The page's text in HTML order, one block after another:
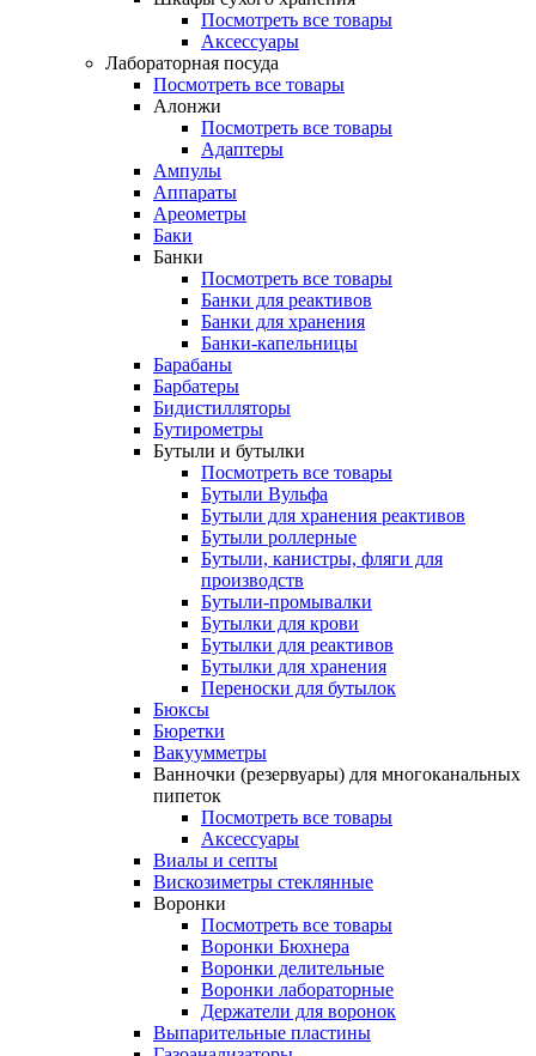
Посмотреть все товары
Аксессуары
Лабораторная посуда
Посмотреть все товары
Алонжи
Посмотреть все товары
Адаптеры
Ампулы
Аппараты
Ареометры
Баки
Банки
Посмотреть все товары
Банки для реактивов
Банки для хранения
Банки-капельницы
Барабаны
Барбатеры
Бидистилляторы
Бутирометры
Бутыли и бутылки
Посмотреть все товары
Бутыли Вульфа
Бутыли для хранения реактивов
Бутыли роллерные
Бутыли, канистры, фляги для
производств
Бутыли-промывалки
Бутылки для крови
Бутылки для реактивов
Бутылки для хранения
Переноски для бутылок
Бюксы
Бюретки
Вакуумметры
Ванночки (резервуары) для многоканальных
пипеток
Посмотреть все товары
Аксессуары
Виалы и септы
Вискозиметры стеклянные
Воронки
Посмотреть все товары
Воронки Бюхнера
Воронки делительные
Воронки лабораторные
Держатели для воронок
Выпарительные пластины